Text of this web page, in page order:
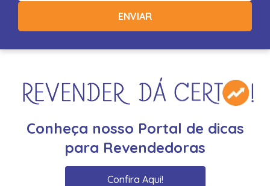
ENVIAR
Conheça nosso Portal de dicas
para Revendedoras
Confira Aqui!